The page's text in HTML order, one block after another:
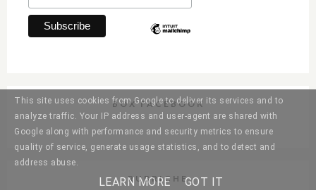
BOX FACEBOOK
RUBRICHE
This site uses cookies from Google to deliver its services and to
analyze traffic. Your IP address and user-agent are shared with
Google along with performance and security metrics to ensure
quality of service, generate usage statistics, and to detect and
address abuse.
LEARN MORE GOT IT